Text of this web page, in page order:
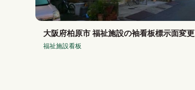
大阪府柏原市 福祉施設の袖看板標示面変更
福祉施設看板